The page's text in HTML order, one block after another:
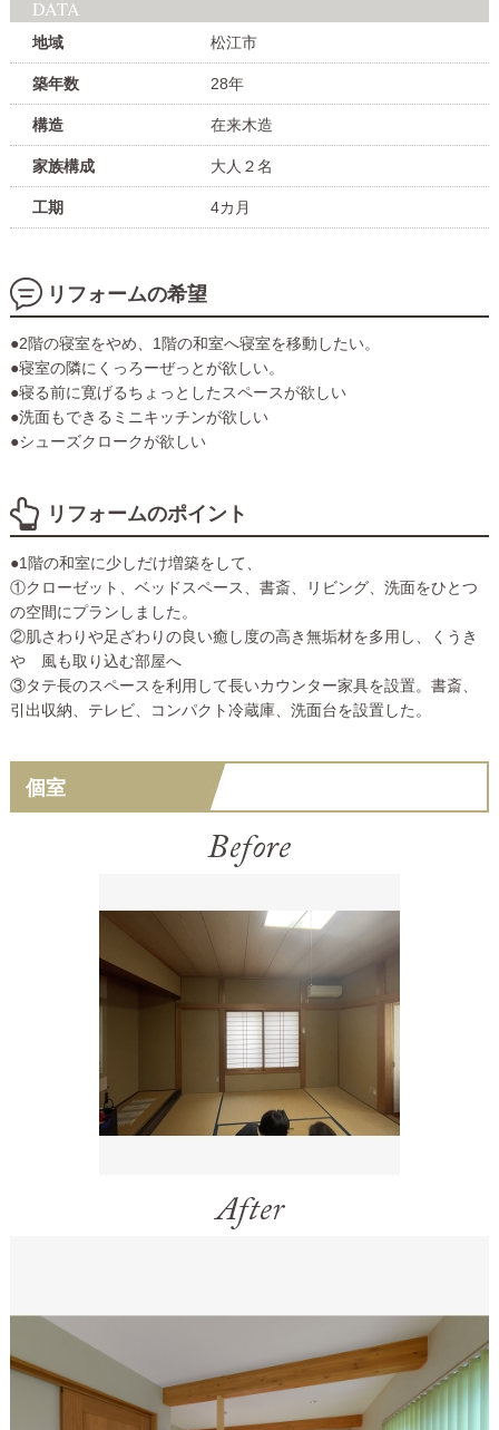
DATA
地域 松江市
築年数 28年
構造 在来木造
家族構成 大人２名
工期 4カ月
リフォームの希望
●2階の寝室をやめ、1階の和室へ寝室を移動したい。
●寝室の隣にくっろーぜっとが欲しい。
●寝る前に寛げるちょっとしたスペースが欲しい
●洗面もできるミニキッチンが欲しい
●シューズクロークが欲しい
リフォームのポイント
●1階の和室に少しだけ増築をして、
①クローゼット、ベッドスペース、書斎、リビング、洗面をひとつ
の空間にプランしました。
②肌さわりや足ざわりの良い癒し度の高き無垢材を多用し、くうき
や 風も取り込む部屋へ
③タテ長のスペースを利用して長いカウンター家具を設置。書斎、
引出収納、テレビ、コンパクト冷蔵庫、洗面台を設置した。
個室